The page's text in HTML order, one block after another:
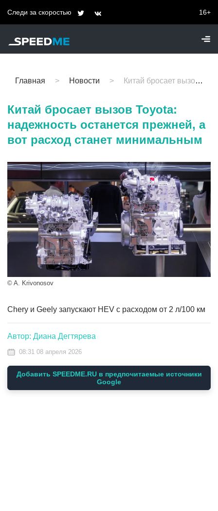
Следи за скоростью 16+
Главная Новости Китай бросает вызов Toyota: надежность останется прежней, а вот расход станет минимальным
Китай бросает вызов Toyota:
надежность останется прежней, а
вот расход станет минимальным
© A. Krivonosov
Chery и Geely запускают HEV с расходом от 2 л/100 км
Автор: Диана Дегтярева
08:31 08 апреля 2026
Добавить SPEEDME.RU в предпочитаемые источники
Google